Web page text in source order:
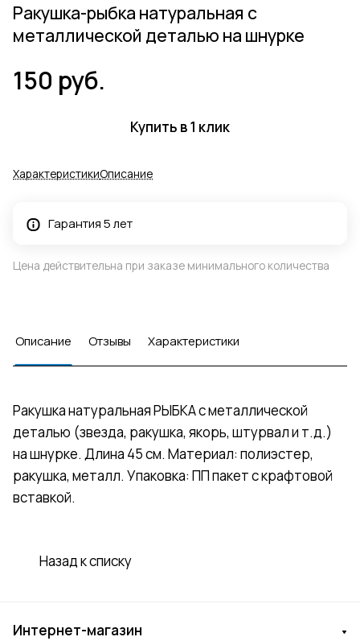
Ракушка-рыбка натуральная с
металлической деталью на шнурке
150 руб.
Купить в 1 клик
ХарактеристикиОписание
Гарантия 5 лет
Цена действительна при заказе минимального количества
Описание Отзывы Характеристики
Ракушка натуральная РЫБКА с металлической
деталью (звезда, ракушка, якорь, штурвал и т.д.)
на шнурке. Длина 45 см. Материал: полиэстер,
ракушка, металл. Упаковка: ПП пакет с крафтовой
вставкой.
Назад к списку
Интернет-магазин